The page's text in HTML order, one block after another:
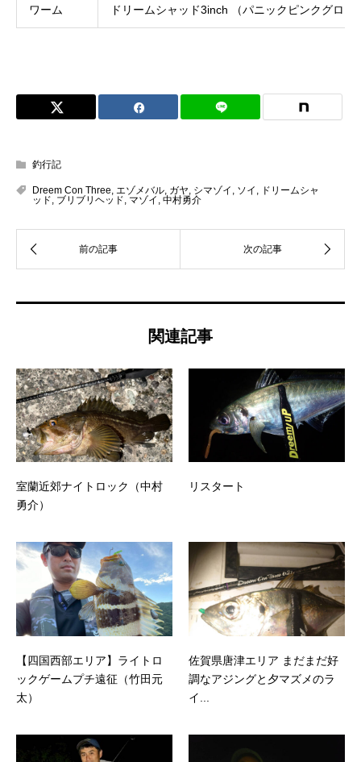
ワーム ドリームシャッド3inch （パニックピンクグロー
釣行記
Dreem Con Three, エゾメバル, ガヤ, シマゾイ , ソイ , ドリームシャ
ッド, ブリブリヘッド, マゾイ , 中村勇介
関連記事
室蘭近郊ナイトロック（中村
勇介）
リスタート
【四国西部エリア】ライトロ
ックゲームプチ遠征（竹田元
太）
佐賀県唐津エリア まだまだ好
調なアジングと夕マズメのラ
イ...